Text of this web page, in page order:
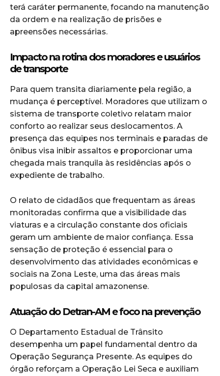
terá caráter permanente, focando na manutenção
da ordem e na realização de prisões e
apreensões necessárias.
Impacto na rotina dos moradores e usuários
de transporte
Para quem transita diariamente pela região, a
mudança é perceptível. Moradores que utilizam o
sistema de transporte coletivo relatam maior
conforto ao realizar seus deslocamentos. A
presença das equipes nos terminais e paradas de
ônibus visa inibir assaltos e proporcionar uma
chegada mais tranquila às residências após o
expediente de trabalho.
O relato de cidadãos que frequentam as áreas
monitoradas confirma que a visibilidade das
viaturas e a circulação constante dos oficiais
geram um ambiente de maior confiança. Essa
sensação de proteção é essencial para o
desenvolvimento das atividades econômicas e
sociais na Zona Leste, uma das áreas mais
populosas da capital amazonense.
Atuação do Detran-AM e foco na prevenção
O Departamento Estadual de Trânsito
desempenha um papel fundamental dentro da
Operação Segurança Presente. As equipes do
órgão reforçam a Operação Lei Seca e auxiliam